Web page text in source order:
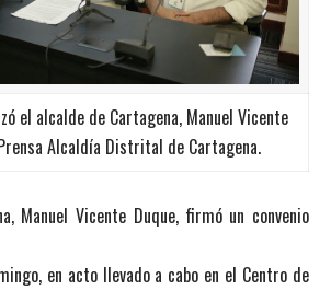
el alcalde de Cartagena, Manuel Vicente
Alcaldía Distrital de Cartagena.
Manuel Vicente Duque, firmó un convenio
en acto llevado a cabo en el Centro de